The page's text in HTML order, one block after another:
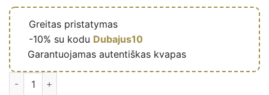
Greitas pristatymas
-10% su kodu Dubajus10
Garantuojamas autentiškas kvapas
Eau de parfum Cake temptation 100ml – Ministry of